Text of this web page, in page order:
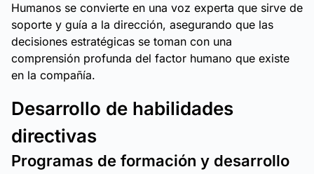
Humanos se convierte en una voz experta que sirve de
soporte y guía a la dirección, asegurando que las
decisiones estratégicas se toman con una
comprensión profunda del factor humano que existe
en la compañía.
Desarrollo de habilidades
directivas
Programas de formación y desarrollo